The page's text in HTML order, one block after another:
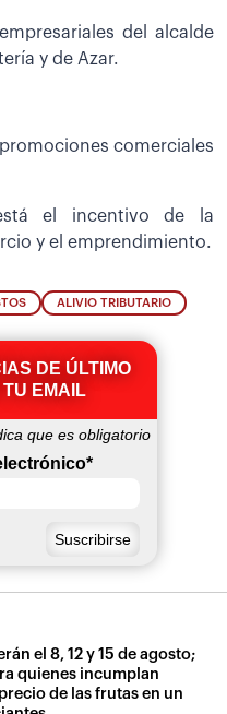
del alcalde
y de Azar.
comerciales
el incentivo de la
y el emprendimiento.
ALIVIO TRIBUTARIO
DE ÚLTIMO
TU EMAIL
que es obligatorio
*
el 8, 12 y 15 de agosto;
quienes incumplan
de las frutas en un